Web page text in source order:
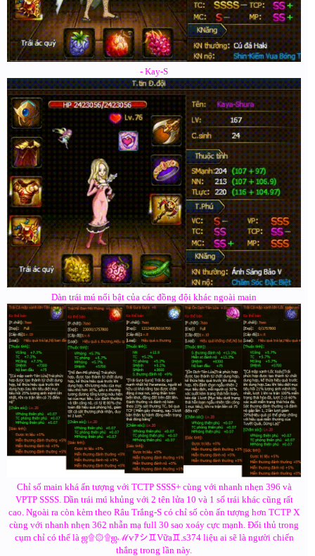
- Kay-S
Dàn trái mú nổi bật của các đồng đội khác ngoài main
Chỉ số main khá ấn tượng với TCTP SSSS+ cùng với nhanh nhẹn 396 và
VPTP SSSS. Dần trái mú khủng với 2 tên lửa 10 và 1 số trái khác cũng rất
cao. Ngoài ra còn kèm theo Râu Trắng-S có chỉ số còn ấn tượng hơn TCTP X
cùng với nhanh nhẹn 362 nhẫn mạ full 30 sao xoáy cực mạnh. Đối thủ trong
cụm chỉ có thể là ஜ۩۞۩ஜℳѵｱシ♊Vữa♊.s374 liệu ai sẽ là người chiến
thắng trong lần này.